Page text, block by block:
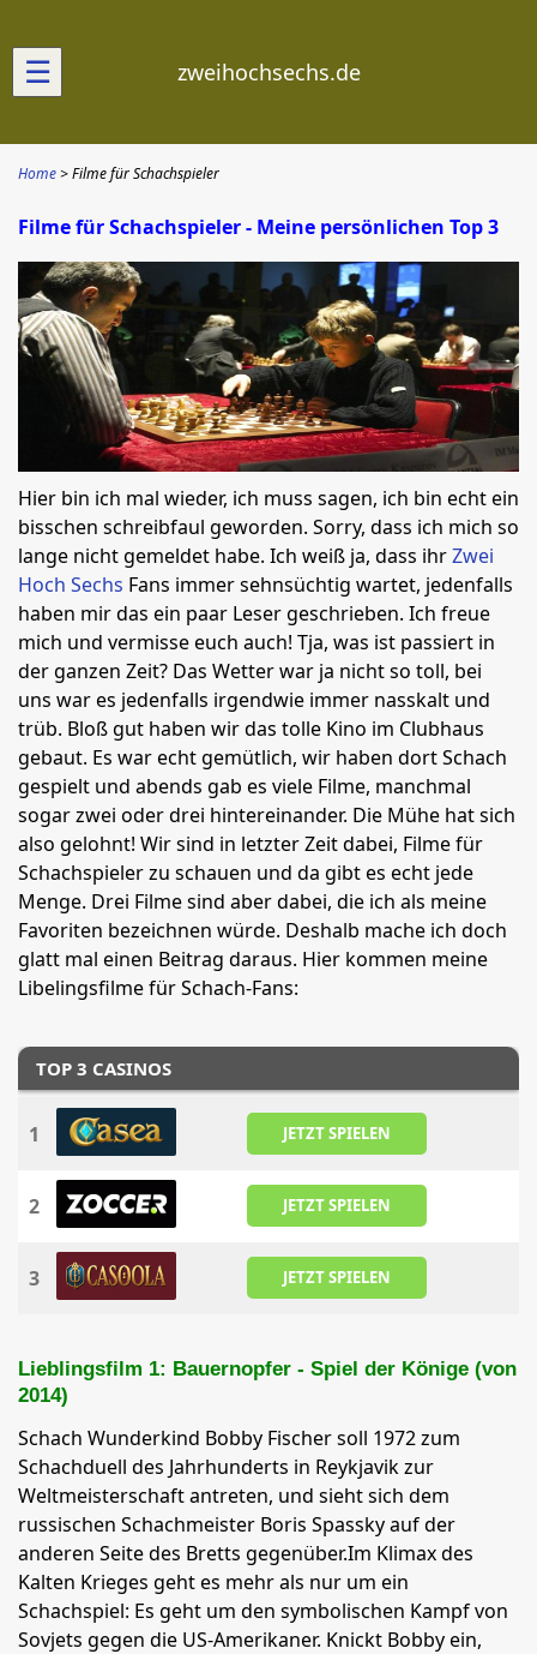
☰ zweihochsechs.de
Home Filme für Schachspieler
Filme für Schachspieler - Meine persönlichen Top 3
Hier bin ich mal wieder, ich muss sagen, ich bin echt ein
bisschen schreibfaul geworden. Sorry, dass ich mich so
lange nicht gemeldet habe. Ich weiß ja, dass ihrZwei
Hoch Sechs Fans immer sehnsüchtig wartet, jedenfalls
haben mir das ein paar Leser geschrieben. Ich freue
mich und vermisse euch auch! Tja, was ist passiert in
der ganzen Zeit? Das Wetter war ja nicht so toll, bei
uns war es jedenfalls irgendwie immer nasskalt und
trüb. Bloß gut haben wir das tolle Kino im Clubhaus
gebaut. Es war echt gemütlich, wir haben dort Schach
gespielt und abends gab es viele Filme, manchmal
sogar zwei oder drei hintereinander. Die Mühe hat sich
also gelohnt! Wir sind in letzter Zeit dabei, Filme für
Schachspieler zu schauen und da gibt es echt jede
Menge. Drei Filme sind aber dabei, die ich als meine
Favoriten bezeichnen würde. Deshalb mache ich doch
glatt mal einen Beitrag daraus. Hier kommen meine
Libelingsfilme für Schach-Fans:
TOP 3 CASINOS
1 JETZT SPIELEN
2 JETZT SPIELEN
3 JETZT SPIELEN
Lieblingsfilm 1: Bauernopfer - Spiel der Könige (von
2014)
Schach Wunderkind Bobby Fischer soll 1972 zum
Schachduell des Jahrhunderts in Reykjavik zur
Weltmeisterschaft antreten, und sieht sich dem
russischen Schachmeister Boris Spassky auf der
anderen Seite des Bretts gegenüber.Im Klimax des
Kalten Krieges geht es mehr als nur um ein
Schachspiel: Es geht um den symbolischen Kampf von
Sovjets gegen die US-Amerikaner. Knickt Bobby ein,